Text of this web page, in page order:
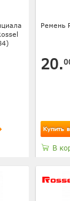
Ремень
20.
Купить
В